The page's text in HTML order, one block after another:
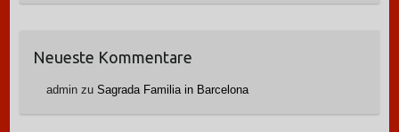
Neueste Kommentare
adminzu Sagrada Familia in Barcelona